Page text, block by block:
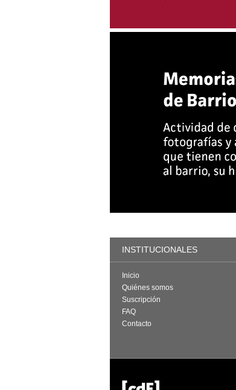
INSTITUCIONALES
Inicio
Quiénes somos
Suscripción
FAQ
Contacto